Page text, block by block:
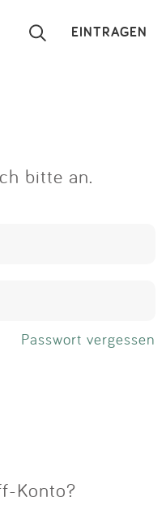
EINTRAGEN
bitte an.
Passwort vergessen
Konto?